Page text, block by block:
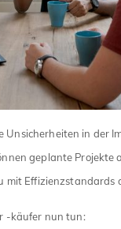
in der
geplante Projekte
mit Effizienzstandards
-käufer nun tun: